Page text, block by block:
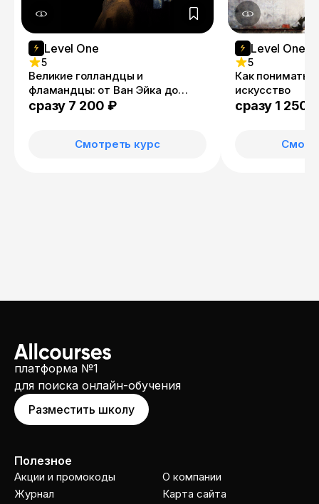
Level One
5
Великие голландцы и
фламандцы: от Ван Эйка до
Рембрандта
сразу 7 200 ₽
Смотреть курс
Level One
5
Как понимать
искусство
сразу 1 250
платформа №1
для поиска онлайн-обучения
Разместить школу
Полезное
Акции и промокоды
Журнал
О компании
Карта сайта